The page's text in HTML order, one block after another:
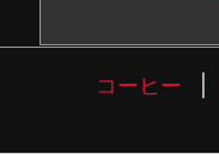
コーヒー